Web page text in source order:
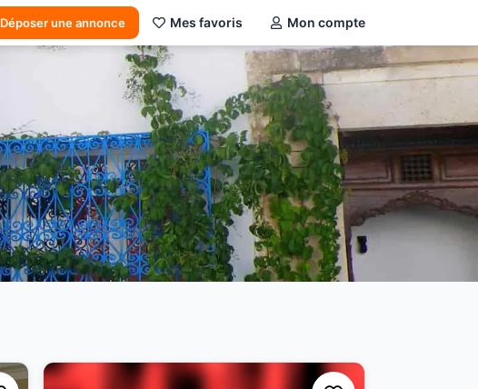
Déposer une annonce Mes favoris Mon compte